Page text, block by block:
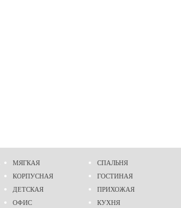
МЯГКАЯ
КОРПУСНАЯ
ДЕТСКАЯ
ОФИС
СПАЛЬНЯ
ГОСТИНАЯ
ПРИХОЖАЯ
КУХНЯ